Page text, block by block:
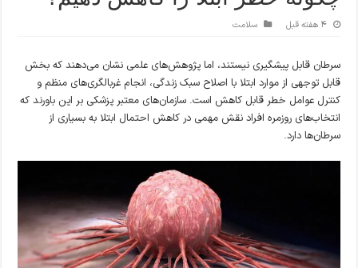
4 هفته قبل سلامت
سرطان قابل پیشگیری نیستند، اما پژوهش‌های علمی نشان می‌دهند که بخش
قابل توجهی از موارد ابتلا با اصلاح سبک زندگی، انجام غربالگری‌های منظم و
کنترل عوامل خطر قابل کاهش است. سازمان‌های معتبر پزشکی بر این باورند که
انتخاب‌های روزمره افراد نقش مهمی در کاهش احتمال ابتلا به بسیاری از
سرطان‌ها دارد.